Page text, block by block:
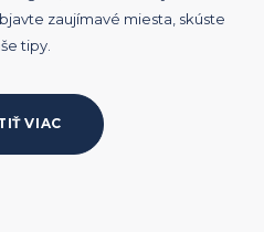
zaujímavé miesta, skúste
tipy.
VIAC